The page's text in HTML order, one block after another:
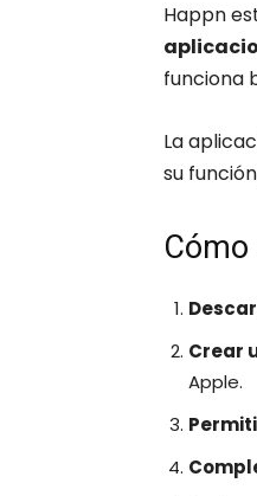
Happn
funciona
La
su
Crear
Apple.